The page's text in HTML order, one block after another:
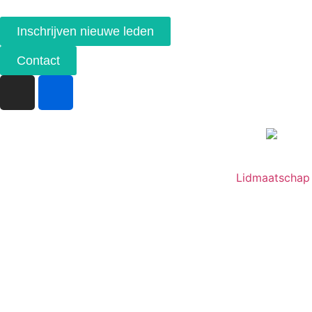
Inschrijven nieuwe leden
Contact
Lidmaatschap